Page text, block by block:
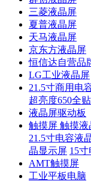
三菱液晶屏
夏普液晶屏
天马液晶屏
京东方液晶屏
恒信达自营品
LG工业液晶屏
21.5寸商用电
超亮度650全
液晶屏驱动板
触摸屏 触摸液
21.5寸电容液
晶显示屏 15
AMT触摸屏
工业平板电脑